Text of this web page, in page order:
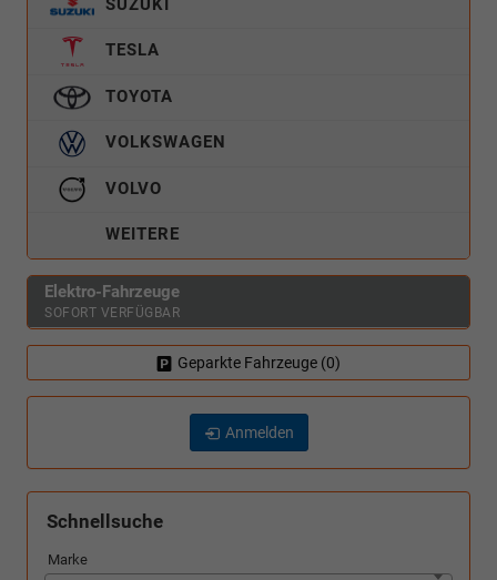
SUZUKI
TESLA
TOYOTA
VOLKSWAGEN
VOLVO
WEITERE
Elektro-Fahrzeuge
SOFORT VERFÜGBAR
Geparkte Fahrzeuge (0)
Anmelden
Schnellsuche
Marke